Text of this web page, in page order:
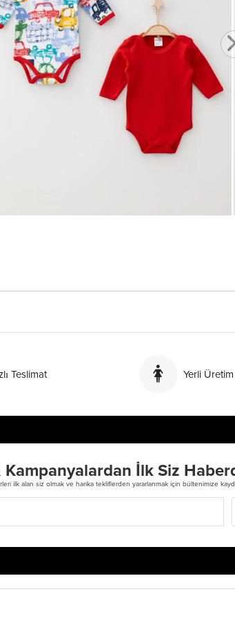
Teslimat Yerli
İlk Siz
ilk alan siz olmak ve harika tekliflerden yararlanmak için bültenimize